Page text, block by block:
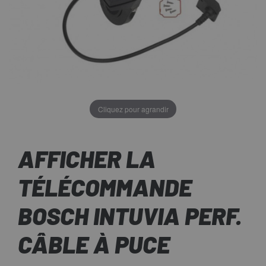
Cliquez pour agrandir
AFFICHER LA
TÉLÉCOMMANDE
BOSCH INTUVIA PERF.
CÂBLE À PUCE